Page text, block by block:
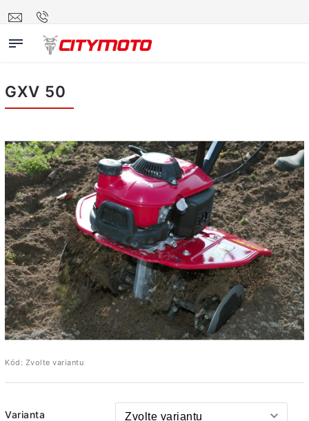
GXV 50
Kód: Zvolte variantu
Varianta